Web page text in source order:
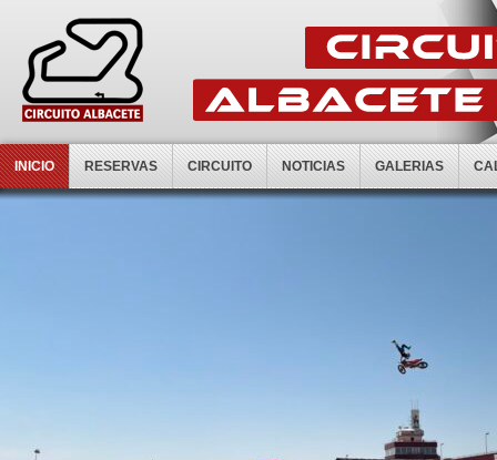
INICIO RESERVAS CIRCUITO NOTICIAS GALERIAS